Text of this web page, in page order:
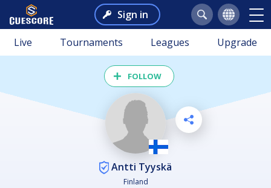
Sign in
Live Tournaments Leagues Upgrade
FOLLOW
Antti Tyyskä
Finland